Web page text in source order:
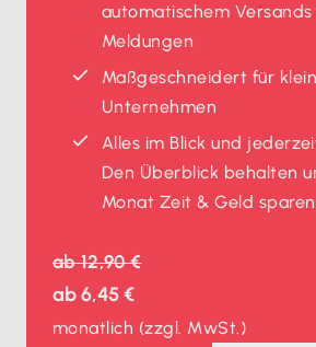
automatischem Versands
Meldungen
Maßgeschneidert für
Unternehmen
Alles im Blick und
Den Überblick behalten
Monat Zeit & Geld
ab12,90 €
ab6,45 €
monatlich (zzgl. MwSt.)